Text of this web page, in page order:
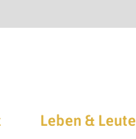
Leben & Leute